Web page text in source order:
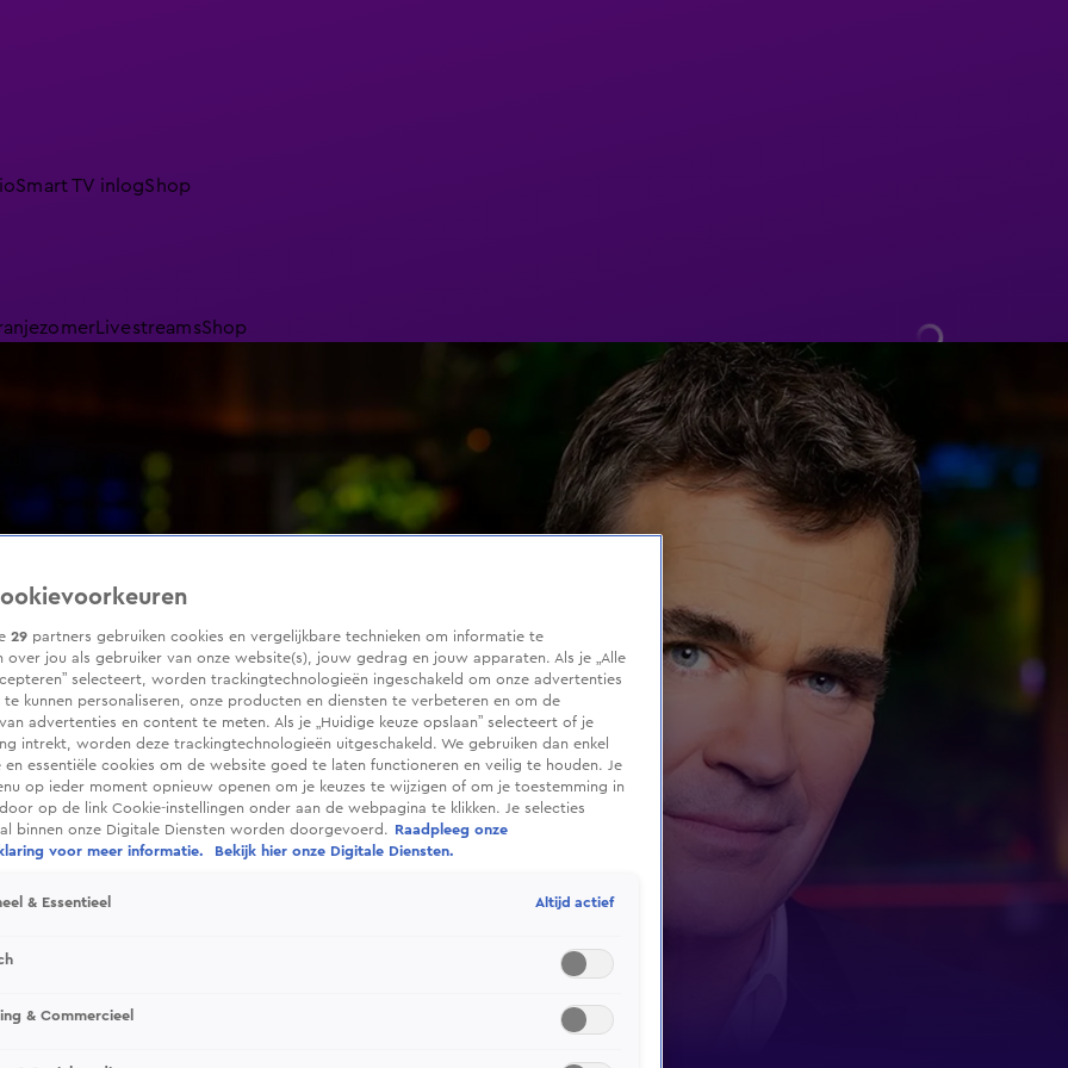
Smart TV inlogShop
LivestreamsShop
persoonlijk gesprek aan de piano de
Samen herbeleven ze bijzondere
29 partners gebruiken cookies en vergelijkbare technieken om informatie te
over jou als gebruiker van onze website(s), jouw gedrag en jouw apparaten. Als je „Alle
selecteert, worden trackingtechnologieën ingeschakeld om onze advertenties
kunnen personaliseren, onze producten en diensten te verbeteren en om de
advertenties en content te meten. Als je „Huidige keuze opslaan” selecteert of je
intrekt, worden deze trackingtechnologieën uitgeschakeld. We gebruiken dan enkel
en essentiële cookies om de website goed te laten functioneren en veilig te houden. Je
op ieder moment opnieuw openen om je keuzes te wijzigen of om je toestemming in
op de link Cookie-instellingen onder aan de webpagina te klikken. Je selecties
binnen onze Digitale Diensten worden doorgevoerd.
Raadpleeg onze
voor meer informatie.
Bekijk hier onze Digitale Diensten.
& Essentieel Altijd actief
& Commercieel